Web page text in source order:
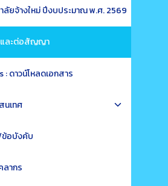
menu
ลัยจ้างใหม่ ปีงบประมาณ พ.ศ. 2569
และต่อสัญญา
ดาวน์โหลดเอกสาร
นเทศ
Toggle
ข้อบังคับ
ลากร